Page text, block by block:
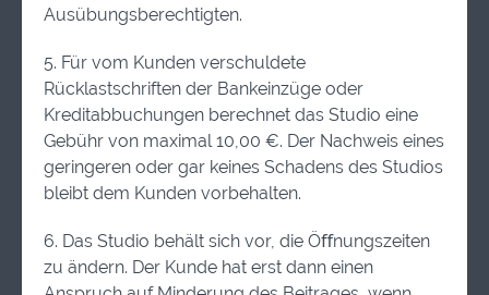
Ausübungsberechtigten.
5. Für vom Kunden verschuldete
Rücklastschriften der Bankeinzüge oder
Kreditabbuchungen berechnet das Studio eine
Gebühr von maximal 10,00 €. Der Nachweis eines
geringeren oder gar keines Schadens des Studios
bleibt dem Kunden vorbehalten.
6. Das Studio behält sich vor, die Öﬀnungszeiten
zu ändern. Der Kunde hat erst dann einen